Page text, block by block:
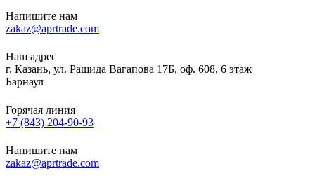
Напишите нам
zakaz@aprtrade.com
Наш адрес
г. Казань, ул. Рашида Вагапова 17Б, оф. 608, 6 этаж
Барнаул
Горячая линия
+7 (843) 204-90-93
Напишите нам
zakaz@aprtrade.com